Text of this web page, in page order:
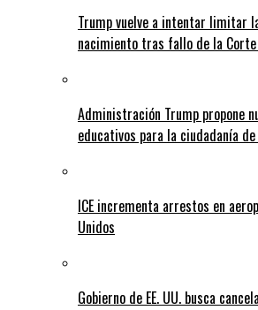
Trump vuelve a intentar limitar
nacimiento tras fallo de la Corte
Administración Trump propone
educativos para la ciudadanía de
ICE incrementa arrestos en
Unidos
Gobierno de EE. UU. busca